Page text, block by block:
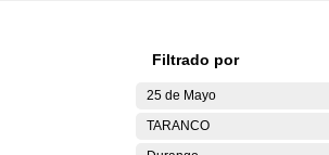
Filtrado por
25 de Mayo
TARANCO